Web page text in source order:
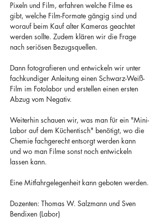
Pixeln und Film, erfahren welche Filme es
gibt, welche Film-Formate gängig sind und
worauf beim Kauf alter Kameras geachtet
werden sollte. Zudem klären wir die Frage
nach seriösen Bezugsquellen.
Dann fotografieren und entwickeln wir unter
fachkundiger Anleitung einen Schwarz-Weiß-
Film im Fotolabor und erstellen einen ersten
Abzug vom Negativ.
Weiterhin schauen wir, was man für ein "Mini-
Labor auf dem Küchentisch" benötigt, wo die
Chemie fachgerecht entsorgt werden kann
und wo man Filme sonst noch entwickeln
lassen kann.
Eine Mitfahrgelegenheit kann geboten werden.
Dozenten: Thomas W. Salzmann und Sven
Bendixen (Labor)